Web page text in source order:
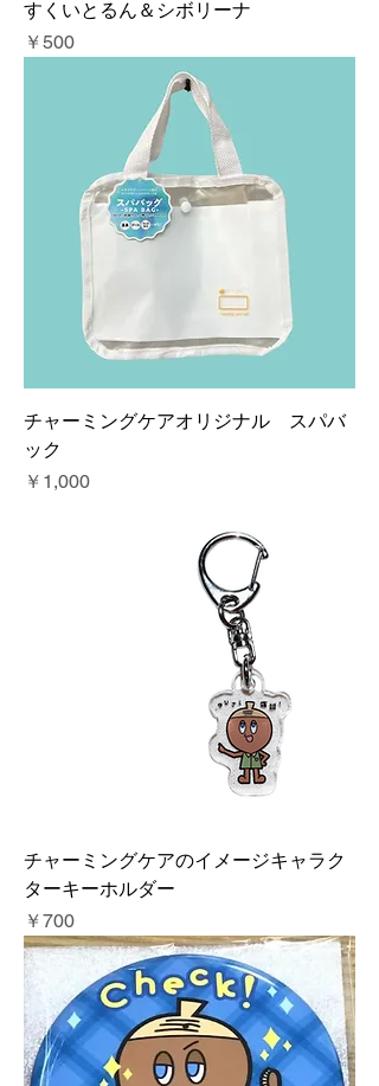
すくいとるん＆シボリーナ
価格
￥500
チャーミングケアオリジナル スパバ
ック
価格
￥1,000
チャーミングケアのイメージキャラク
ターキーホルダー
価格
￥700